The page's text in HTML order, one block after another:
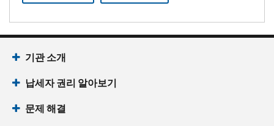
기관 소개
납세자 권리 알아보기
문제 해결